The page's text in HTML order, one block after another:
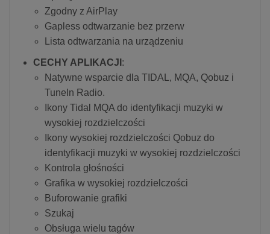
Zgodny z AirPlay
Gapless odtwarzanie bez przerw
Lista odtwarzania na urządzeniu
CECHY APLIKACJI :
Natywne wsparcie dla TIDAL, MQA, Qobuz i
TuneIn Radio.
Ikony Tidal MQA do identyfikacji muzyki w
wysokiej rozdzielczości
Ikony wysokiej rozdzielczości Qobuz do
identyfikacji muzyki w wysokiej rozdzielczości
Kontrola głośności
Grafika w wysokiej rozdzielczości
Buforowanie grafiki
Szukaj
Obsługa wielu tagów